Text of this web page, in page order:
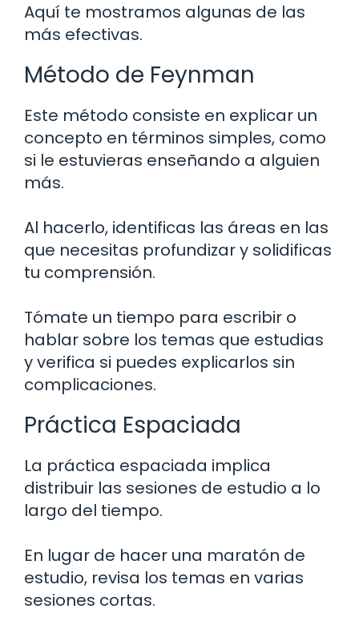
Aquí te mostramos algunas de las
más efectivas.
Método de Feynman
Este método consiste en explicar un
concepto en términos simples, como
si le estuvieras enseñando a alguien
más.
Al hacerlo, identificas las áreas en las
que necesitas profundizar y solidificas
tu comprensión.
Tómate un tiempo para escribir o
hablar sobre los temas que estudias
y verifica si puedes explicarlos sin
complicaciones.
Práctica Espaciada
La práctica espaciada implica
distribuir las sesiones de estudio a lo
largo del tiempo.
En lugar de hacer una maratón de
estudio, revisa los temas en varias
sesiones cortas.